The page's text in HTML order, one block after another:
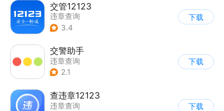
交管12123
违章查询
3.4
下载
交警助手
违章查询
2.1
下载
查违章12123
违章查询
下载